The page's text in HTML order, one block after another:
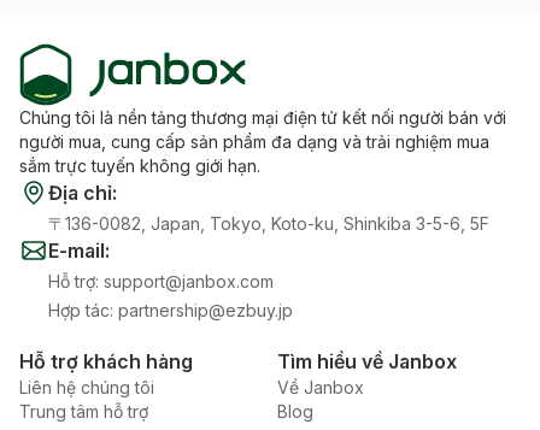
Chúng tôi là nền tảng thương mại điện tử kết nối người bán với
người mua, cung cấp sản phẩm đa dạng và trải nghiệm mua
sắm trực tuyến không giới hạn.
Địa chỉ:
〒136-0082, Japan, Tokyo, Koto-ku, Shinkiba 3-5-6, 5F
E-mail:
Hỗ trợ: support@janbox.com
Hợp tác: partnership@ezbuy.jp
Hỗ trợ khách hàng
Liên hệ chúng tôi
Trung tâm hỗ trợ
Tìm hiểu về Janbox
Về Janbox
Blog